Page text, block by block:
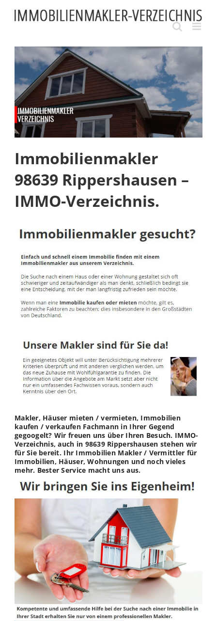
content
Immobilienmakler
98639 Rippershausen –
IMMO-Verzeichnis.
Makler, Häuser mieten / vermieten, Immobilien
kaufen / verkaufen Fachmann in Ihrer Gegend
gegoogelt? Wir freuen uns über Ihren Besuch. IMMO-
Verzeichnis, auch in 98639 Rippershausen stehen wir
für Sie bereit. Ihr Immobilien Makler / Vermittler für
Immobilien, Häuser, Wohnungen und noch vieles
mehr. Bester Service macht uns aus.